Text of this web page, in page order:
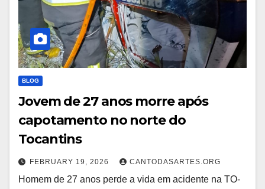
BLOG
Jovem de 27 anos morre após
capotamento no norte do
Tocantins
FEBRUARY 19, 2026 CANTODASARTES.ORG
Homem de 27 anos perde a vida em acidente na TO-